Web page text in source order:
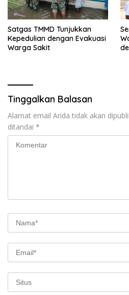
Satgas TMMD Tunjukkan
Kepedulian dengan Evakuasi
Warga Sakit
Tinggalkan Balasan
Alamat email Anda tidak akan
ditandai *